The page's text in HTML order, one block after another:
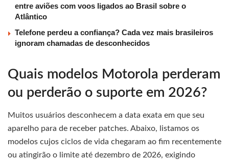
entre aviões com voos ligados ao Brasil sobre o
Atlântico
Telefone perdeu a confiança? Cada vez mais brasileiros
ignoram chamadas de desconhecidos
Quais modelos Motorola perderam
ou perderão o suporte em 2026?
Muitos usuários desconhecem a data exata em que seu
aparelho para de receber patches. Abaixo, listamos os
modelos cujos ciclos de vida chegaram ao fim recentemente
ou atingirão o limite até dezembro de 2026, exigindo